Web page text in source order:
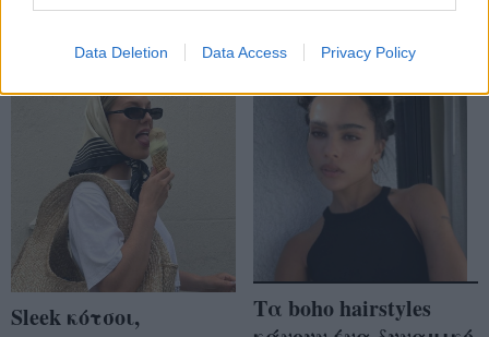
Data Deletion Data Access Privacy Policy
Sleek κότσοι,
Τα boho hairstyles